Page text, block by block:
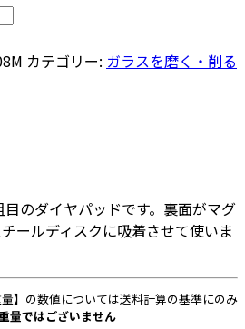
カテゴリー: ガラスを磨く・削る
のダイヤパッドです。裏面がマグ
ールディスクに吸着させて使いま
】の数値については送料計算の基準にのみ
量ではございません